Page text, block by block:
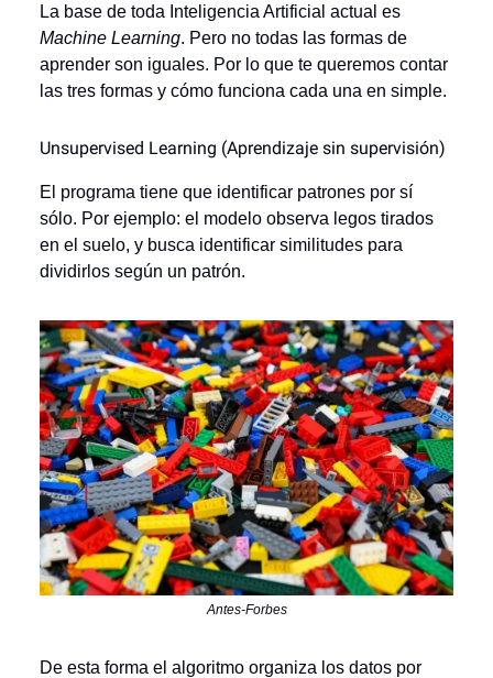
La base de toda Inteligencia Artificial actual es
Machine Learning. Pero no todas las formas de
aprender son iguales. Por lo que te queremos contar
las tres formas y cómo funciona cada una en simple.
Unsupervised Learning (Aprendizaje sin supervisión)
El programa tiene que identificar patrones por sí
sólo. Por ejemplo: el modelo observa legos tirados
en el suelo, y busca identificar similitudes para
dividirlos según un patrón.
Antes-Forbes
De esta forma el algoritmo organiza los datos por